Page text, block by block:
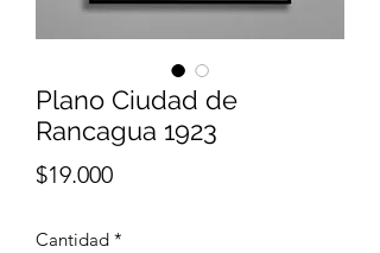
Plano Ciudad de
Rancagua 1923
$19.000Precio
Cantidad *